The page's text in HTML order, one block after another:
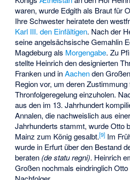
waren, wurde Edgith als Braut für
Ihre Schwester heiratete den
Karl III. den Einfältigen. Nach der
seine angelsächsische Gemahlin
Magdeburg als Morgengabe. Zu
stellte Heinrich den designierten
Franken und inAachenden
Region vor, um deren Zustimmung
Thronfolgeregelung einzuholen.
aus den im 13. Jahrhundert
Annalen, die nachweislich aus
Jahrhunderts stammt, wurde Otto
Mainz zum König gesalbt.[9] Im
wurde in Erfurt über den Bestand
beraten (de statu regni). Heinrich
Großen nochmals eindringlich